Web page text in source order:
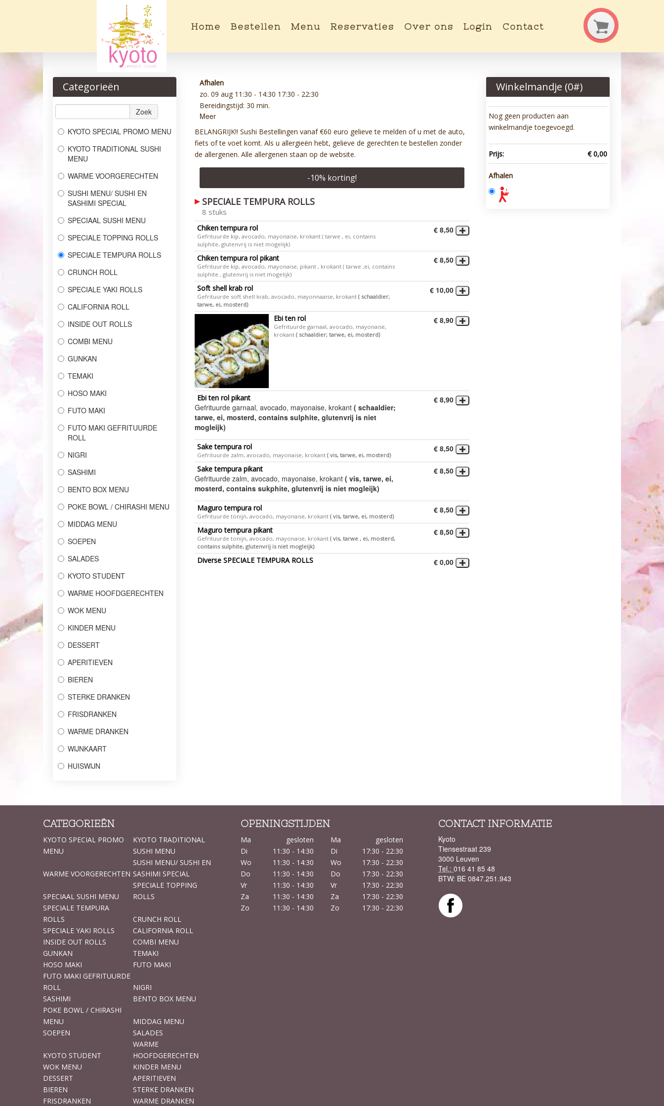
Home Bestellen Menu Reservaties Over ons Login Contact
Categorieën
Zoek
KYOTO SPECIAL PROMO MENU
KYOTO TRADITIONAL SUSHI
MENU
WARME VOORGERECHTEN
SUSHI MENU/ SUSHI EN
SASHIMI SPECIAL
SPECIAAL SUSHI MENU
SPECIALE TOPPING ROLLS
SPECIALE TEMPURA ROLLS
CRUNCH ROLL
SPECIALE YAKI ROLLS
CALIFORNIA ROLL
INSIDE OUT ROLLS
COMBI MENU
GUNKAN
TEMAKI
HOSO MAKI
FUTO MAKI
FUTO MAKI GEFRITUURDE
ROLL
NIGRI
SASHIMI
BENTO BOX MENU
POKE BOWL / CHIRASHI MENU
MIDDAG MENU
SOEPEN
SALADES
KYOTO STUDENT
WARME HOOFDGERECHTEN
WOK MENU
KINDER MENU
DESSERT
APERITIEVEN
BIEREN
STERKE DRANKEN
FRISDRANKEN
WARME DRANKEN
WIJNKAART
HUISWIJN
Afhalen
zo. 09 aug 11:30 - 14:30 17:30 - 22:30
Bereidingstijd: 30 min.
Meer
BELANGRIJK!! Sushi Bestellingen vanaf €60 euro gelieve te melden of u met de auto,
fiets of te voet komt. Als u allergieën hebt, gelieve de gerechten te bestellen zonder
de allergenen. Alle allergenen staan op de website.
-10% korting!
SPECIALE TEMPURA ROLLS
8 stuks
Chiken tempura rol
Gefrituurde kip, avocado, mayonaise, krokant ( tarwe , ei, contains
sulphite, glutenvrij is niet mogelijk)
€ 8,50
Chiken tempura rol pikant
Gefrituurde kip, avocado, mayonaise, pikant , krokant ( tarwe ,ei, contains
sulphite , glutenvrij is niet mogelijk)
€ 8,50
Soft shell krab rol
Gefrituurde soft shell krab, avocado, mayonnaaise, krokant( schaaldier;
tarwe, ei, mosterd)
€ 10,00
Ebi ten rol
Gefrituurde garnaal, avocado, mayonaise,
krokant​( schaaldier; tarwe, ei, mosterd)
€ 8,90
Ebi ten rol pikant
Gefrituurde garnaal, avocado, mayonaise, krokant ( schaaldier;
tarwe, ei, mosterd, contains sulphite, glutenvrij is niet
mogleijk)
€ 8,90
Sake tempura rol
Gefrituurde zalm, avocado, mayonaise, krokant​( vis, tarwe, ei, mosterd)
€ 8,50
Sake tempura pikant
Gefrituurde zalm, avocado, mayonaise, krokant​( vis, tarwe, ei,
mosterd, contains sukphite, glutenvrij is niet mogleijk)
€ 8,50
Maguro tempura rol
Gefrituurde tonijn, avocado, mayonaise, krokant ​​( vis, tarwe, ei, mosterd)
€ 8,50
Maguro tempura pikant
​Gefrituurde tonijn, avocado, mayonaise, krokant ​​( vis, tarwe , ei, mosterd,
contains sulphite, glutenvrij is niet mogleijk)
€ 8,50
Diverse SPECIALE TEMPURA ROLLS € 0,00
Winkelmandje (0#)
Nog geen producten aan
winkelmandje toegevoegd.
Prijs: € 0,00
Afhalen
CATEGORIEËN
KYOTO SPECIAL PROMO
MENU
KYOTO TRADITIONAL
SUSHI MENU
WARME VOORGERECHTEN
SUSHI MENU/ SUSHI EN
SASHIMI SPECIAL
SPECIAAL SUSHI MENU
SPECIALE TOPPING
ROLLS
SPECIALE TEMPURA
ROLLS
CRUNCH ROLL
SPECIALE YAKI ROLLS
CALIFORNIA ROLL
INSIDE OUT ROLLS
COMBI MENU
GUNKAN
TEMAKI
HOSO MAKI
FUTO MAKI
FUTO MAKI GEFRITUURDE
ROLL
NIGRI
SASHIMI
BENTO BOX MENU
POKE BOWL / CHIRASHI
MENU
MIDDAG MENU
SOEPEN
SALADES
KYOTO STUDENT
WARME
HOOFDGERECHTEN
WOK MENU
KINDER MENU
DESSERT
APERITIEVEN
BIEREN
STERKE DRANKEN
FRISDRANKEN
WARME DRANKEN
OPENINGSTIJDEN
Ma gesloten Ma
gesloten
Di
11:30 - 14:30 Di
17:30 - 22:30
Wo
11:30 - 14:30 Wo
17:30 - 22:30
Do
11:30 - 14:30 Do
17:30 - 22:30
Vr
11:30 - 14:30 Vr
17:30 - 22:30
Za
11:30 - 14:30 Za
17:30 - 22:30
Zo
11:30 - 14:30 Zo 17:30 - 22:30
CONTACT INFORMATIE
Kyoto
Tiensestraat 239
3000 Leuven
Tel.: 016 41 85 48
BTW: BE 0847.251.943